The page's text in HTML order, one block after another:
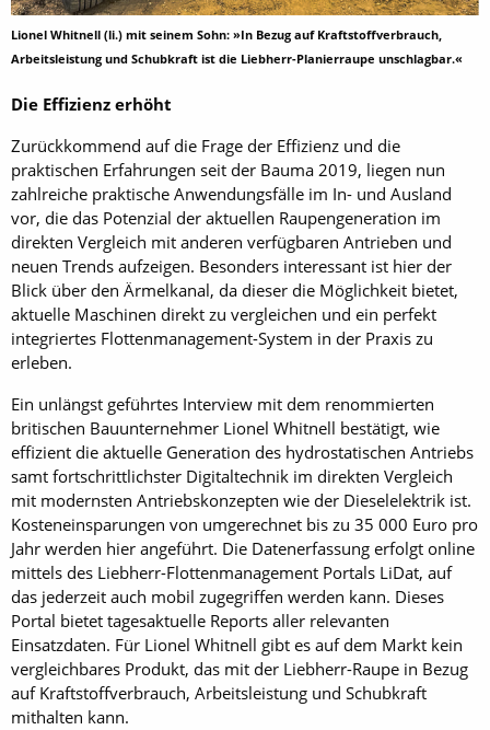
Lionel Whitnell (li.) mit seinem Sohn: »In Bezug auf Kraftstoffverbrauch,
Arbeitsleistung und Schubkraft ist die Liebherr-Planierraupe unschlagbar.«
Die Effizienz erhöht
Zurückkommend auf die Frage der Effizienz und die
praktischen Erfahrungen seit der ­Bauma 2019, liegen nun
zahlreiche praktische Anwendungsfälle im In- und Ausland
vor, die das Potenzial der aktuellen Raupengeneration im
direkten Vergleich mit anderen verfügbaren Antrieben und
neuen Trends aufzeigen. Besonders interessant ist hier der
Blick über den Ärmelkanal, da dieser die Möglichkeit bietet,
aktuelle Maschinen direkt zu vergleichen und ein perfekt
integriertes Flottenmanagement-System in der Praxis zu
erleben.
Ein unlängst geführtes Interview mit dem renommierten
britischen Bauunternehmer ­Lionel Whitnell bestätigt, wie
effizient die aktuelle Generation des hydrostatischen Antriebs
samt fortschrittlichster Digitaltechnik im direkten Vergleich
mit modernsten Antriebskonzepten wie der Dieselelektrik ist.
Kosteneinsparungen von umgerechnet bis zu 35 000 Euro pro
Jahr werden hier angeführt. Die Datenerfassung erfolgt online
mittels des Liebherr-Flotten­management Portals LiDat, auf
das jederzeit auch mobil zugegriffen werden kann. Dieses
Portal bietet tagesaktuelle Reports aller relevanten
Einsatzdaten. Für Lionel Whitnell gibt es auf dem Markt kein
vergleichbares Produkt, das mit der ­Liebherr-Raupe in Bezug
auf Kraftstoffverbrauch, Arbeitsleistung und Schubkraft
mithalten kann.